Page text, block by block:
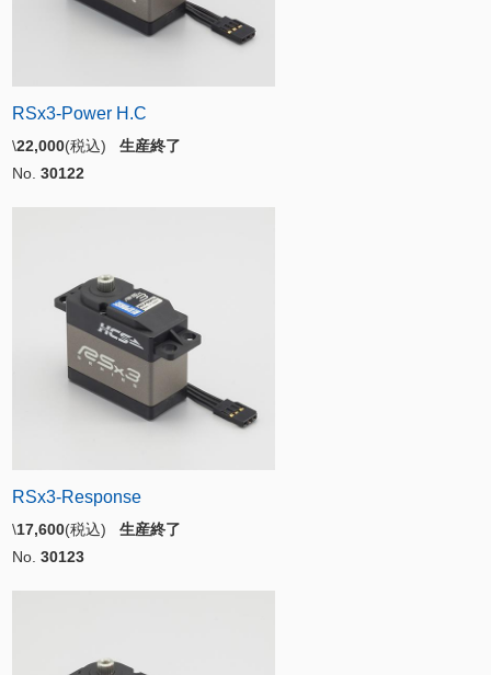
RSx3-Power H.C
\22,000(税込) 生産終了
No. 30122
RSx3-Response
\17,600(税込) 生産終了
No. 30123